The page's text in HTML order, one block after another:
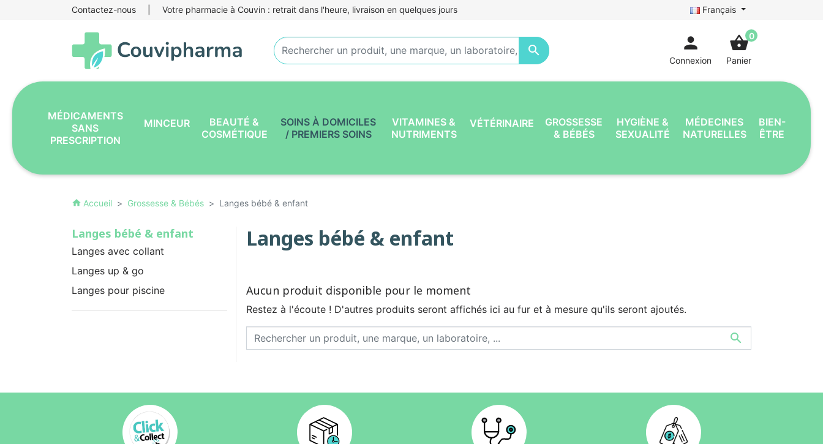
Contactez-nous Votre pharmacie à Couvin : retrait dans l'heure, livraison en quelques jours Français
 person
Connexion
shopping_basket0
Panier
MÉDICAMENTS
SANS
PRESCRIPTION
MINCEUR
BEAUTÉ &
COSMÉTIQUE
SOINS À DOMICILES
/ PREMIERS SOINS
VITAMINES &
NUTRIMENTS
VÉTÉRINAIRE
GROSSESSE
& BÉBÉS
HYGIÈNE &
SEXUALITÉ
MÉDECINES
NATURELLES
BIEN-
ÊTRE
home Accueil Grossesse & Bébés Langes bébé & enfant
Langes bébé & enfant
Langes avec collant
Langes up & go
Langes pour piscine
Langes bébé & enfant
Aucun produit disponible pour le moment
Restez à l'écoute ! D'autres produits seront affichés ici au fur et à mesure qu'ils seront ajoutés.
